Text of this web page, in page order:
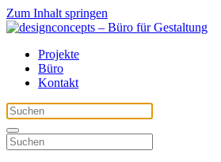
Zum Inhalt springen
Projekte
Büro
Kontakt